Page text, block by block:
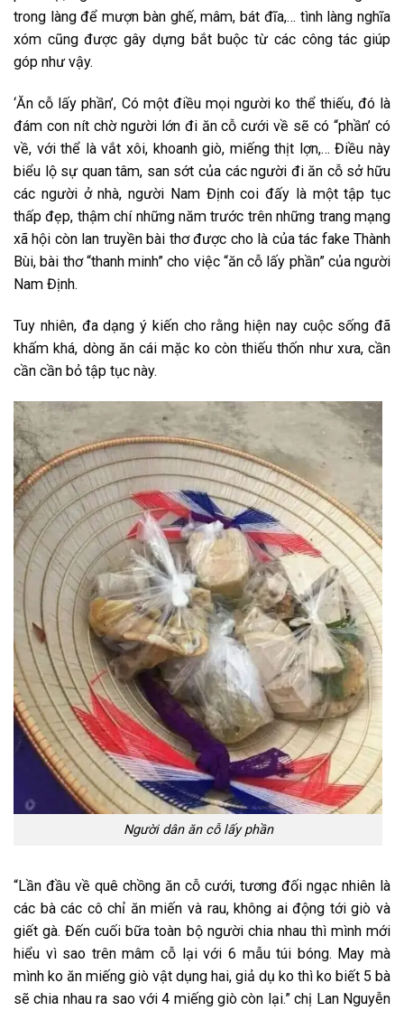
trong làng để mượn bàn ghế, mâm, bát đĩa,… tình làng nghĩa
xóm cũng được gây dựng bắt buộc từ các công tác giúp
góp như vậy.
‘Ăn cỗ lấy phần’, Có mộtđiều mọi ngườiko thể thiếu, đólà
đám con nítchờ người lớnđi ăn cỗ cưới về sẽcó “phần’có
về, vớithể là vắt xôi, khoanh giò, miếngthịt lợn,… Điều này
biểu lộsự quan tâm, san sớt của cácngười đi ăn cỗ sở hữu
các người ởnhà, người Nam Định coi đấy là mộttập tục
thấp đẹp, thậm chí nhữngnăm trước trênnhững trang mạng
xã hội còn lan truyền bài thơ được cho là của tác fakeThành
Bùi, bài thơ “thanh minh” cho việc “ăn cỗ lấy phần” của người
Nam Định.
Tuy nhiên, đa dạng ý kiếncho rằng hiện naycuộc sống đã
khấm khá, dòngăn cái mặc kocòn thiếu thốn như xưa, cần
cần cần bỏ tập tục này.
Người dân ăn cỗ lấy phần
“Lần đầu về quê chồng ăn cỗ cưới, tương đối ngạc nhiên là
các bàcác cô chỉ ăn miến và rau,không ai động tớigiò và
giết gà. Đến cuối bữatoàn bộngười chia nhau thì mình mới
hiểu vì sao trên mâm cỗ lạivới 6 mẫutúi bóng. May mà
mình ko ăn miếng giò vật dụng hai, giả dụ ko thì ko biết 5 bà
sẽ chia nhau ra sao với4 miếng giò còn lại.” chị Lan Nguyễn